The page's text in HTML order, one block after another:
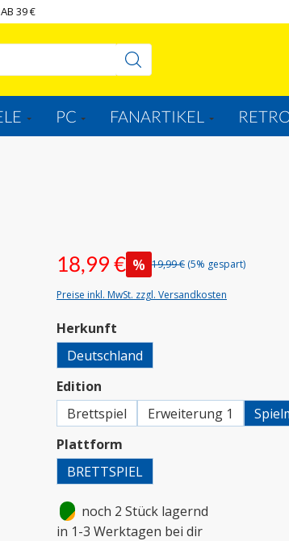
39 €
PC FANARTIKEL
18,99 € % 19,99 € (5% gespart)
Preise inkl. MwSt. zzgl. Versandkosten
Herkunft
Deutschland
Edition
Brettspiel
Erweiterung 1
Plattform
BRETTSPIEL
noch 2 Stück lagernd
in 1-3 Werktagen bei dir